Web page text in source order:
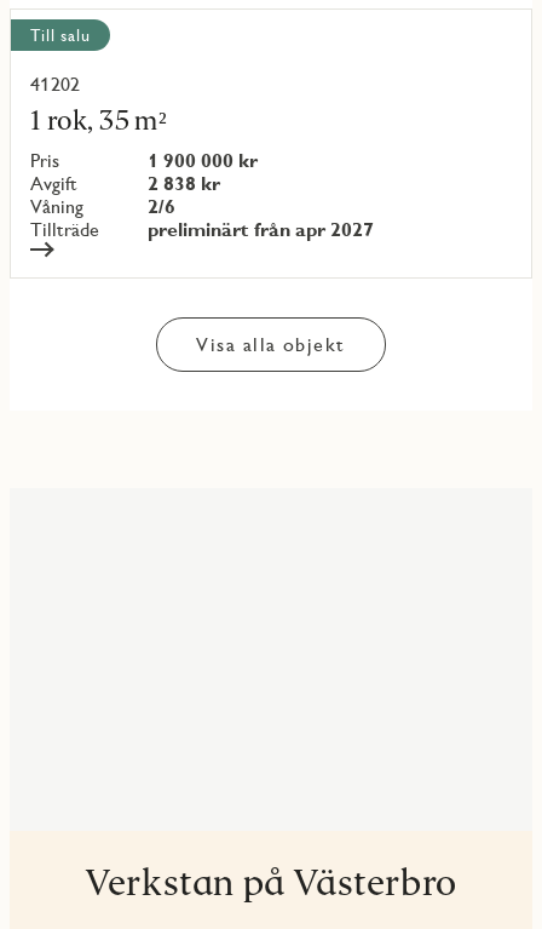
Till salu
41202
1 rok, 35 m²
Pris
1 900 000 kr
Avgift
2 838 kr
Våning
2/6
Tillträde
preliminärt från apr 2027
Läs
mer
om
objekt
{objectNumber}
Visa alla objekt
Verkstan på Västerbro